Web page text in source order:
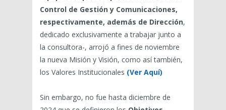
Control de Gestión y Comunicaciones,
respectivamente, además de Dirección,
dedicado exclusivamente a trabajar junto a
la consultora-, arrojó a fines de noviembre
la nueva Misión y Visión, como así también,
los Valores Institucionales (Ver Aquí)
Sin embargo, no fue hasta diciembre de